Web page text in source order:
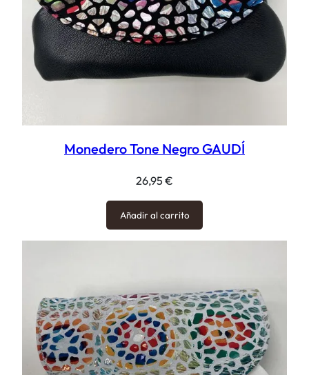
Monedero Tone Negro GAUDÍ
26,95€
Añadir al carrito